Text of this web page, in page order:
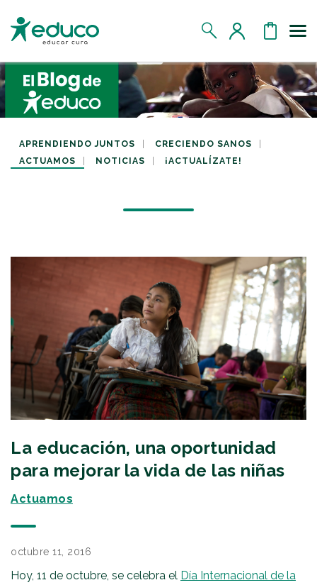
MIS DATOS
MIS APADRINADOS
MIS RETOS SOLIDARIOS
CERRAR SESIÓN
APRENDIENDO JUNTOS
CRECIENDO SANOS
ACTUAMOS
NOTICIAS ¡ACTUALÍZATE!
La educación, una oportunidad
para mejorar la vida de las niñas
Actuamos
octubre 11, 2016
Hoy, 11 de octubre, se celebra el Día Internacional de la